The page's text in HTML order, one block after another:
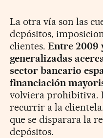
La otra vía son las
depósitos,
clientes. Entre 2009
generalizadas
sector bancario
financiación
volviera prohibitiva.
recurrir a la
que se disparara la
depósitos.